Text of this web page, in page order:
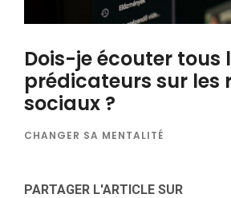
Dois-je écouter tous
prédicateurs sur les
sociaux ?
CHANGER SA MENTALITÉ
PARTAGER L'ARTICLE SUR